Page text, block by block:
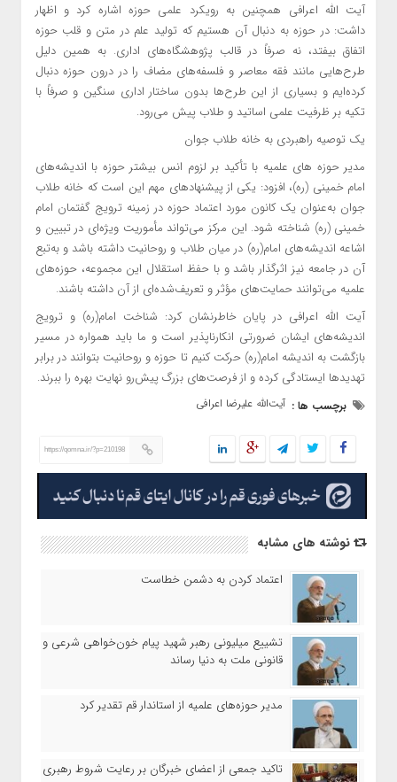
آیت الله اعرافی همچنین به رویکرد علمی حوزه اشاره کرد و اظهار
داشت: در حوزه به دنبال آن هستیم که تولید علم در متن و قلب حوزه
اتفاق بیفتد، نه صرفاً در قالب پژوهشگاه‌های اداری. به همین دلیل
طرح‌هایی مانند فقه معاصر و فلسفه‌های مضاف را در درون حوزه دنبال
کرده‌ایم و بسیاری از این طرح‌ها بدون ساختار اداری سنگین و صرفاً با
تکیه بر ظرفیت علمی اساتید و طلاب پیش می‌رود.
یک توصیه راهبردی به خانه طلاب جوان
مدیر حوزه های علمیه با تأکید بر لزوم انس بیشتر حوزه با اندیشه‌های
امام خمینی (ره)، افزود: یکی از پیشنهادهای مهم این است که خانه طلاب
جوان به‌عنوان یک کانون مورد اعتماد حوزه در زمینه ترویج گفتمان امام
خمینی (ره) شناخته شود. این مرکز می‌تواند مأموریت ویژه‌ای در تبیین و
اشاعه اندیشه‌های امام(ره) در میان طلاب و روحانیت داشته باشد و به‌تبع
آن در جامعه نیز اثرگذار باشد و با حفظ استقلال این مجموعه، حوزه‌های
علمیه می‌توانند حمایت‌های مؤثر و تعریف‌شده‌ای از آن داشته باشند.
آیت الله اعرافی در پایان خاطرنشان کرد: شناخت امام(ره) و ترویج
اندیشه‌های ایشان ضرورتی انکارناپذیر است و ما باید همواره در مسیر
بازگشت به اندیشه امام(ره) حرکت کنیم تا حوزه و روحانیت بتوانند در برابر
تهدیدها ایستادگی کرده و از فرصت‌های بزرگ پیش‌رو نهایت بهره را ببرند.
برچسب ها : آیت‌الله علیرضا اعرافی
https://qomna.ir/?p=210198
نوشته های مشابه
اعتماد کردن به دشمن خطاست
تشییع میلیونی رهبر شهید پیام خون‌خواهی شرعی و
قانونی ملت به دنیا رساند
مدیر حوزه‌های علمیه از استاندار قم تقدیر کرد
تاکید جمعی از اعضای خبرگان بر رعایت شروط رهبری